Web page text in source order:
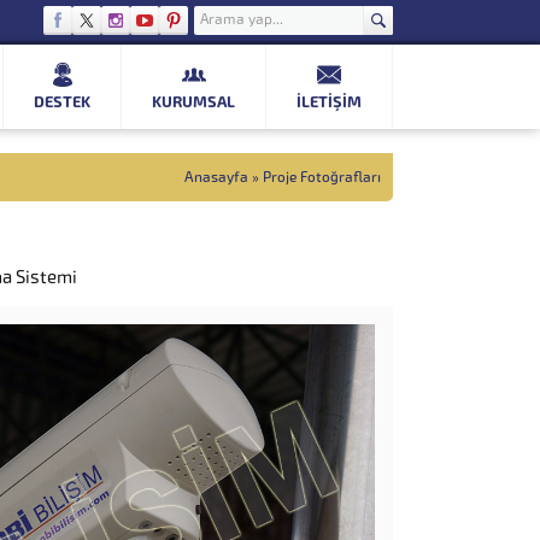
DESTEK KURUMSAL İLETIŞIM
Anasayfa » Proje Fotoğrafları
Sistemi